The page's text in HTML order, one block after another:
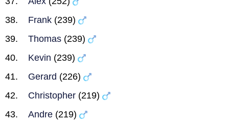
Frank (239)
Thomas (239)
Kevin (239)
Gerard (226)
Christopher (219)
Andre (219)